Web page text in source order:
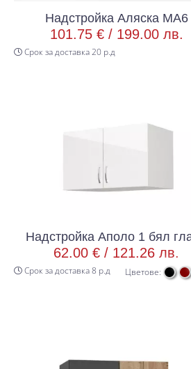
Надстройка Аляска МА6
101.75 € / 199.00 лв.
Срок за доставка 20 р.д
Надстройка Аполо 1 бял
62.00 € / 121.26 лв.
Срок за доставка 8 р.д Цветове: